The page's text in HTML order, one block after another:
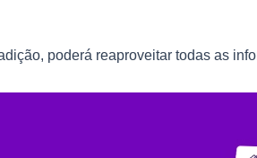
poderá reaproveitar todas as